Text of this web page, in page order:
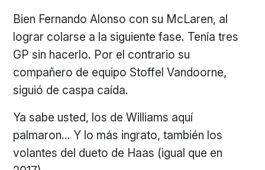
Bien Fernando Alonso con su McLaren, al
lograr colarse a la siguiente fase. Tenía tres
GP sin hacerlo. Por el contrario su
compañero de equipo Stoffel Vandoorne,
siguió de caspa caída.
Ya sabe usted, los de Williams aquí
palmaron… Y lo más ingrato, también los
volantes del dueto de Haas (igual que en